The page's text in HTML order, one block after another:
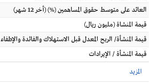
العائد على متوسط حقوق المساهمين(%) (أخر 12 شهر)
قيمة المنشاة(مليون ريال)
قيمة المنشأة/ الربح المعدل قبل الاستهلاك والفائدة والإطفاء
قيمة المنشأة / الإيرادات
المزيد